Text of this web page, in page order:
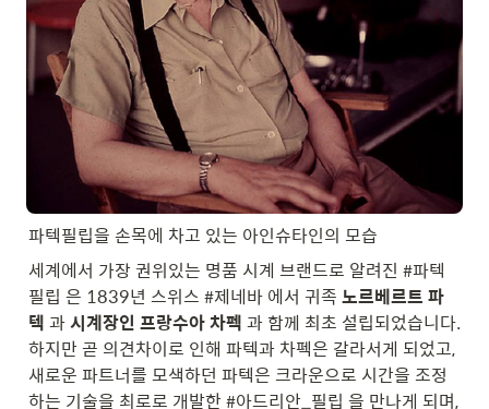
파텍필립을 손목에 차고 있는 아인슈타인의 모습
세계에서 가장 권위있는 명품 시계 브랜드로 알려진 #파텍
필립 은 1839년 스위스 #제네바 에서 귀족 노르베르트 파
텍 과 시계장인 프랑수아 차펙 과 함께 최초 설립되었습니다.
하지만 곧 의견차이로 인해 파텍과 차펙은 갈라서게 되었고,
새로운 파트너를 모색하던 파텍은 크라운으로 시간을 조정
하는 기술을 최로로 개발한 #아드리안_필립 을 만나게 되며,